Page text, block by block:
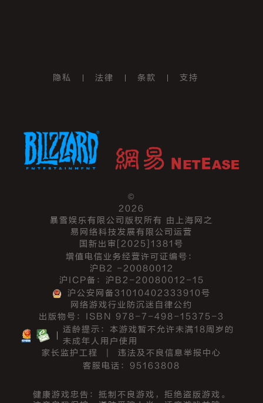
隐私 法律 条款 支持
©
2026
暴雪娱乐有限公司版权所有 由上海网之
易网络科技发展有限公司运营
国新出审[2025]1381号
增值电信业务经营许可证编号：
沪B2 -20080012
沪ICP备：沪B2-20080012-15
沪公安网备31010402333910号
网络游戏行业防沉迷自律公约
出版物号：ISBN 978-7-498-15375-3
适龄提示：本游戏暂不允许未满18周岁的
未成年人用户使用
家长监护工程
违法及不良信息举报中心
客服电话：95163808
健康游戏忠告：抵制不良游戏，拒绝盗版游戏。